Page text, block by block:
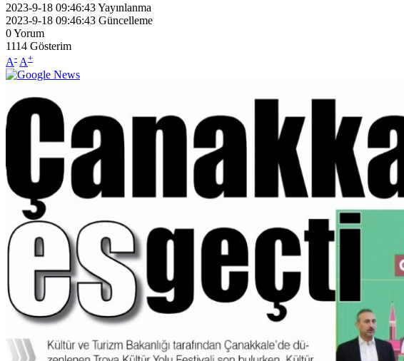
2023-9-18 09:46:43Yayınlanma
2023-9-18 09:46:43 Güncelleme
0Yorum
1114 Gösterim
A- A+